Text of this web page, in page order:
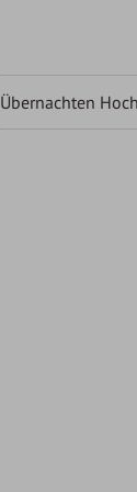
Übernachten